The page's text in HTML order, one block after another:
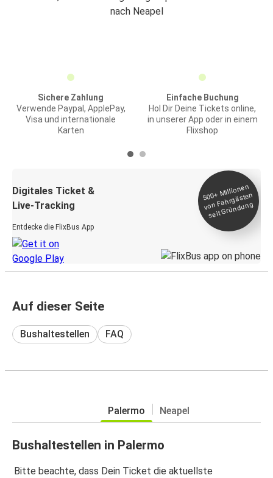
nach Neapel
Sichere Zahlung
Verwende Paypal, ApplePay,
Visa und internationale
Karten
Einfache Buchung
Hol Dir Deine Tickets online,
in unserer App oder in einem
Flixshop
Digitales Ticket &
Live-Tracking
Entdecke die FlixBus App
500+
Millionen
von Fahrgästen
seit
Gründung
Auf dieser Seite
Bushaltestellen FAQ
Palermo Neapel
Bushaltestellen in Palermo
Bitte beachte, dass Dein Ticket die aktuellste